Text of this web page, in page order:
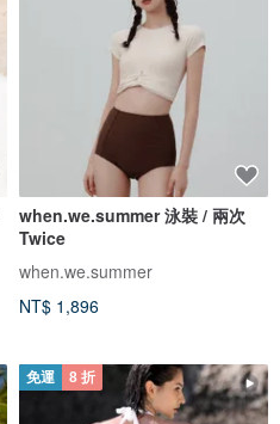
when.we.summer 泳裝 / 兩次
Twice
when.we.summer
NT$ 1,896
免運 8 折